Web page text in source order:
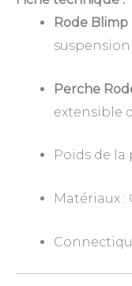
Rode Blimp
Perche
extensible
Poids de la
Matériaux